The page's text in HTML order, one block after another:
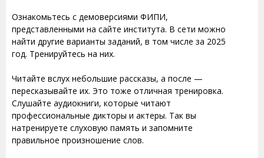
Ознакомьтесь с демоверсиями ФИПИ,
представленными на сайте института. В сети можно
найти другие варианты заданий, в том числе за 2025
год. Тренируйтесь на них.
Читайте вслух небольшие рассказы, а после —
пересказывайте их. Это тоже отличная тренировка.
Слушайте аудиокниги, которые читают
профессиональные дикторы и актеры. Так вы
натренируете слуховую память и запомните
правильное произношение слов.